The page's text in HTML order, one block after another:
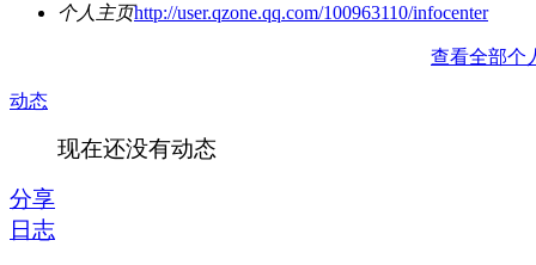
个人主页http://user.qzone.qq.com/100963110/infocenter
查看全部个
动态
现在还没有动态
分享
日志